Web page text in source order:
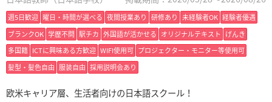
週5日歓迎 曜日・時間が選べる 夜間授業あり 研修あり 未経験者OK 経験者優遇
ブランクOK 学歴不問 駅チカ 外国語が活かせる オリジナルテキスト
げんき
多国籍 ICTに興味ある方歓迎 WIFI使用可 プロジェクター・モニター等使用可
髪型・髪色自由 服装自由 採用説明会あり
欧米キャリア層、生活者向けの日本語スクール！